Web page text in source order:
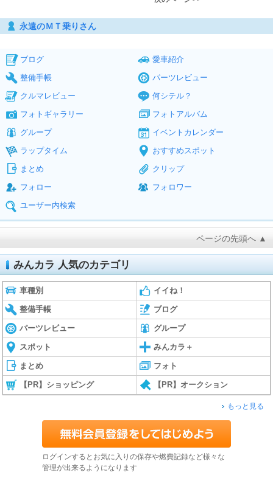
永遠のＭＴ乗りさん
ブログ
愛車紹介
整備手帳
パーツレビュー
クルマレビュー
何シテル？
フォトギャラリー
フォトアルバム
グループ
イベントカレンダー
ラップタイム
おすすめスポット
まとめ
クリップ
フォロー
フォロワー
ユーザー内検索
ページの先頭へ ▲
みんカラ 人気のカテゴリ
車種別 イイね！
整備手帳 ブログ
パーツレビュー グループ
スポット みんカラ＋
まとめ フォト
【PR】ショッピング 【PR】オークション
もっと見る
ログインするとお気に入りの保存や燃費記録など様々な
管理が出来るようになります